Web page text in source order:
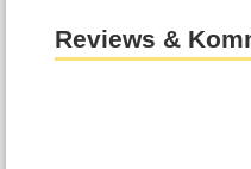
Reviews &